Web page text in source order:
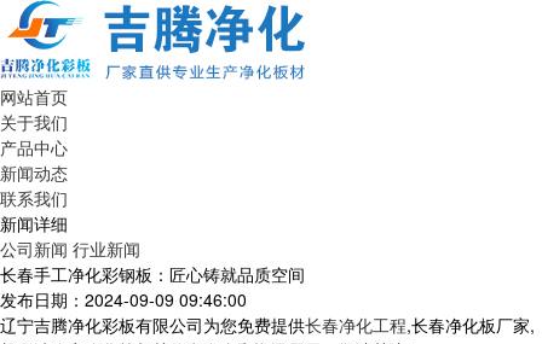
网站首页
关于我们
产品中心
新闻动态
联系我们
新闻详细
公司新闻 行业新闻
长春手工净化彩钢板：匠心铸就品质空间
发布日期：2024-09-09 09:46:00
辽宁吉腾净化彩板有限公司为您免费提供长春净化工程,长春净化板厂家,